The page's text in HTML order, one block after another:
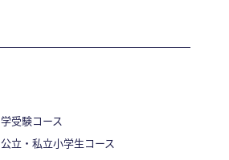
受験コース
立・私立小学生コース